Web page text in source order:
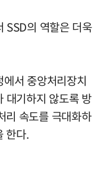
SSD의 역할은 더욱
서 중앙처리장치
대기하지 않도록 방
리 속도를 극대화하
한다.